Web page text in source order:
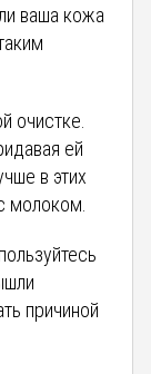
ваша кожа
очистке.
ей
в этих
молоком.
причиной